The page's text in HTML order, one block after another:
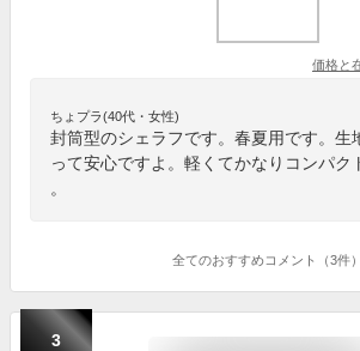
価格と
ちょプラ(40代・女性)
封筒型のシェラフです。春夏用です。生
って安心ですよ。軽くてかなりコンパク
。
全てのおすすめコメント（3件）
3